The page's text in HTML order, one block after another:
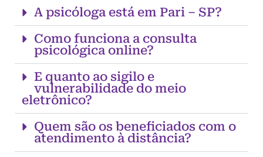
A psicóloga está em Pari – SP?
Como funciona a consulta
psicológica online?
E quanto ao sigilo e
vulnerabilidade do meio
eletrônico?
Quem são os beneficiados com o
atendimento à distância?